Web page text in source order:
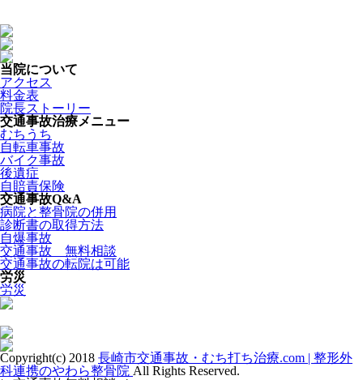
当院について
アクセス
料金表
院長ストーリー
交通事故治療メニュー
むちうち
自転車事故
バイク事故
後遺症
自賠責保険
交通事故Q&A
病院と整骨院の併用
診断書の取得方法
自爆事故
交通事故 無料相談
交通事故の転院は可能
労災
労災
Copyright(c) 2018 長崎市交通事故・むち打ち治療.com | 整形外
科連携のやわら整骨院 All Rights Reserved.